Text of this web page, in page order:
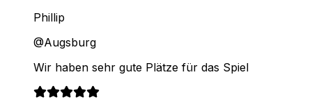
Phillip
@Augsburg
Wir haben sehr gute Plätze für das Spiel